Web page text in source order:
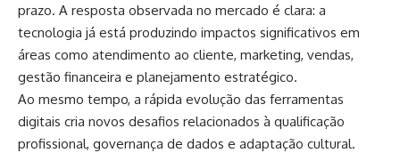
prazo. A resposta observada no mercado é clara: a
tecnologia já está produzindo impactos significativos em
áreas como atendimento ao cliente, marketing, vendas,
gestão financeira e planejamento estratégico.
Ao mesmo tempo, a rápida evolução das ferramentas
digitais cria novos desafios relacionados à qualificação
profissional, governança de dados e adaptação cultural.